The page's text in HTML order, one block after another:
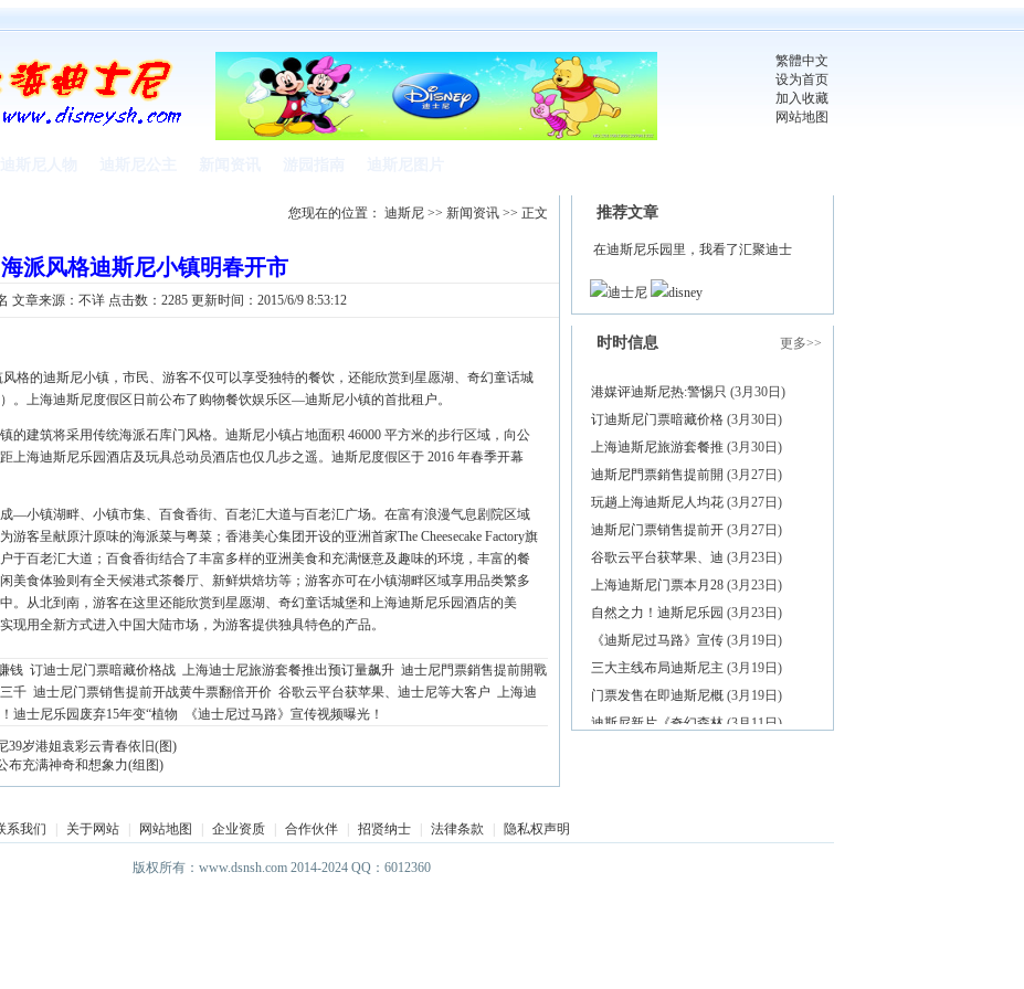
繁體中文
设为首页
加入收藏
网站地图
您现在的位置： 迪斯尼 >> 新闻资讯 >> 正文
海派风格迪斯尼小镇明春开市
文章来源： 不详 点击数：2285 更新时间：2015/6/9 8:53:12
的迪斯尼小镇，市民、游客不仅可以享受独特的餐饮，还能欣赏到星愿湖、奇幻童话城
。上海迪斯尼度假区日前公布了购物餐饮娱乐区—迪斯尼小镇的首批租户。
建筑将采用传统海派石库门风格。迪斯尼小镇占地面积 46000 平方米的步行区域，向公
上海迪斯尼乐园酒店及玩具总动员酒店也仅几步之遥。迪斯尼度假区于 2016 年春季开幕
小镇湖畔、小镇市集、百食香街、百老汇大道与百老汇广场。在富有浪漫气息剧院区域
客呈献原汁原味的海派菜与粤菜；香港美心集团开设的亚洲首家The Cheesecake Factory旗
于百老汇大道；百食香街结合了丰富多样的亚洲美食和充满惬意及趣味的环境，丰富的餐
美食体验则有全天候港式茶餐厅、新鲜烘焙坊等；游客亦可在小镇湖畔区域享用品类繁多
。从北到南，游客在这里还能欣赏到星愿湖、奇幻童话城堡和上海迪斯尼乐园酒店的美
现用全新方式进入中国大陆市场，为游客提供独具特色的产品。
钱 订迪士尼门票暗藏价格战 上海迪士尼旅游套餐推出预订量飙升 迪士尼門票銷售提前開戰
千 迪士尼门票销售提前开战黄牛票翻倍开价 谷歌云平台获苹果、迪士尼等大客户 上海迪
迪士尼乐园废弃15年变“植物 《迪士尼过马路》宣传视频曝光！
39岁港姐袁彩云青春依旧(图)
布充满神奇和想象力(组图)
推荐文章
在迪斯尼乐园里，我看了汇聚迪士
迪士尼 disney
时时信息 更多>>
港媒评迪斯尼热:警惕只 (3月30日)
订迪斯尼门票暗藏价格 (3月30日)
上海迪斯尼旅游套餐推 (3月30日)
迪斯尼門票銷售提前開 (3月27日)
玩趟上海迪斯尼人均花 (3月27日)
迪斯尼门票销售提前开 (3月27日)
谷歌云平台获苹果、迪 (3月23日)
上海迪斯尼门票本月28 (3月23日)
自然之力！迪斯尼乐园 (3月23日)
《迪斯尼过马路》宣传 (3月19日)
三大主线布局迪斯尼主 (3月19日)
门票发售在即迪斯尼概 (3月19日)
迪斯尼新片《奇幻森林 (3月11日)
系我们 关于网站 网站地图 企业资质 合作伙伴 招贤纳士 法律条款 隐私权声明
版权所有：www.dsnsh.com 2014-2024 QQ：6012360